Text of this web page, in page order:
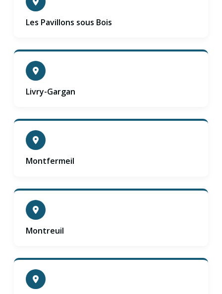
Les Pavillons sous Bois
Livry-Gargan
Montfermeil
Montreuil